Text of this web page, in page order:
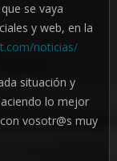
se vaya
y web, en la
noticias/
situación y
lo mejor
vosotr@s muy